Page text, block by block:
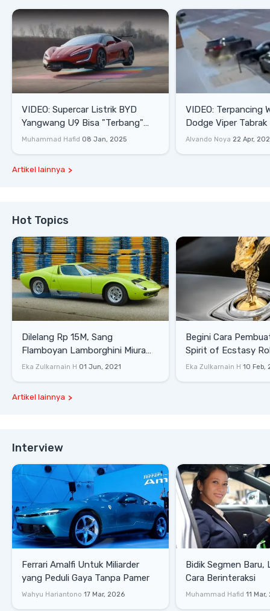
VIDEO: Supercar Listrik BYD
Yangwang U9 Bisa "Terbang"
Lewati Rintangan
Muhammad Hafid 08 Jan, 2025
VIDEO: Terpancing
Dodge Viper Tabrak
Saat Burnout
Alvando Noya 22 Apr,
Artikel lainnya
Hot Topics
Dilelang Rp 15M, Sang
Flamboyan Lamborghini Miura
P400 S
Eka Zulkarnain H 01 Jun, 2021
Begini Cara
Spirit of Ecstasy
Eka Zulkarnain H 10 Feb,
Artikel lainnya
Interview
Ferrari Amalfi Untuk Miliarder
yang Peduli Gaya Tanpa Pamer
Wahyu Hariantono 17 Mar, 2026
Bidik Segmen Baru,
Cara Berinteraksi
Muhammad Hafid 11